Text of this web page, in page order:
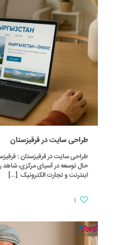
طراحی سایت در قرقیزستان
طراحی سایت در قرقیزستان :
حال توسعه در آسیای مرکزی، شاهد
اینترنت و تجارت الکترونیک […]
1